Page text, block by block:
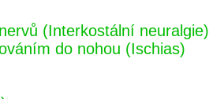
(Interkostální neuralgie)
do nohou (Ischias)